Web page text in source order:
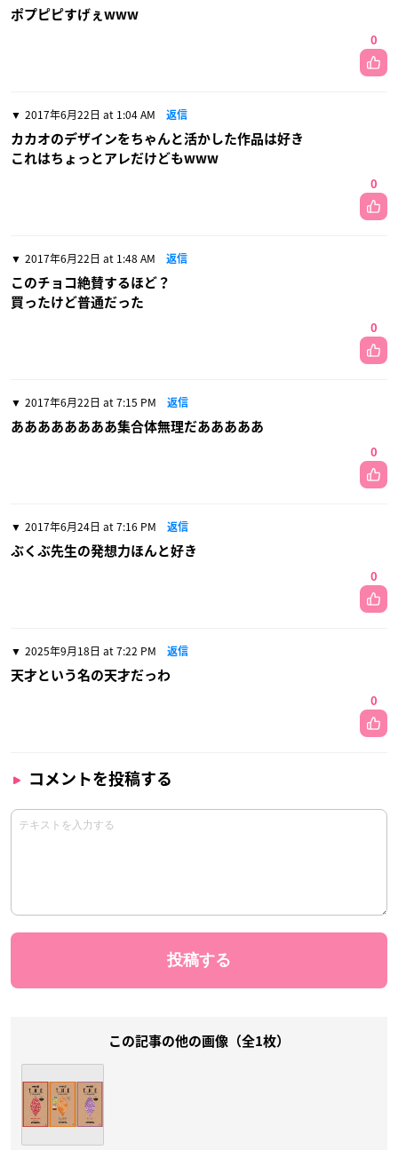
ポプピピすげぇwww
0
2017年6月22日 at 1:04 AM 返信
カカオのデザインをちゃんと活かした作品は好き
これはちょっとアレだけどもwww
0
2017年6月22日 at 1:48 AM 返信
このチョコ絶賛するほど？
買ったけど普通だった
0
2017年6月22日 at 7:15 PM 返信
ああああああああ集合体無理だあああああ
0
2017年6月24日 at 7:16 PM 返信
ぶくぶ先生の発想力ほんと好き
0
2025年9月18日 at 7:22 PM 返信
天才という名の天才だっわ
0
コメントを投稿する
この記事の他の画像（全1枚）